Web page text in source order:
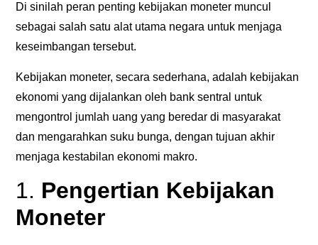
Di sinilah peran penting kebijakan moneter muncul
sebagai salah satu alat utama negara untuk menjaga
keseimbangan tersebut.
Kebijakan moneter, secara sederhana, adalah kebijakan
ekonomi yang dijalankan oleh bank sentral untuk
mengontrol jumlah uang yang beredar di masyarakat
dan mengarahkan suku bunga, dengan tujuan akhir
menjaga kestabilan ekonomi makro.
1. Pengertian Kebijakan
Moneter